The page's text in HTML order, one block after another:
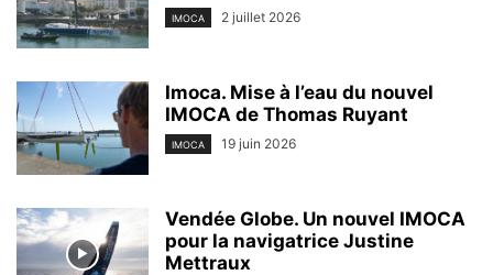
IMOCA 2 juillet 2026
Imoca. Mise à l’eau du nouvel
IMOCA de Thomas Ruyant
IMOCA 19 juin 2026
Vendée Globe. Un nouvel IMOCA
pour la navigatrice Justine
Mettraux